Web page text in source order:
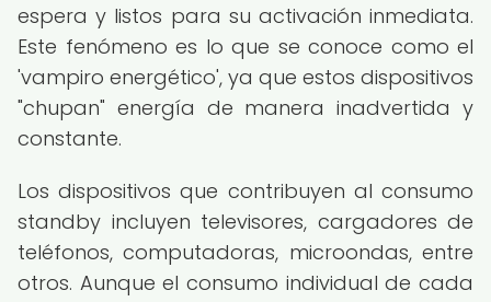
espera y listos para su activación inmediata.
Este fenómeno es lo que se conoce como el
'vampiro energético', ya que estos dispositivos
"chupan" energía de manera inadvertida y
constante.
Los dispositivos que contribuyen al consumo
standby incluyen televisores, cargadores de
teléfonos, computadoras, microondas, entre
otros. Aunque el consumo individual de cada